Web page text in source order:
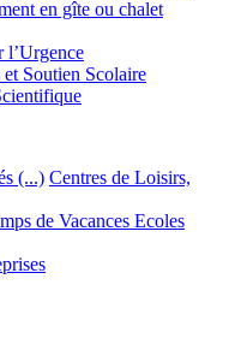
en gîte ou chalet
l’Urgence
et Soutien Scolaire
(...) Centres de Loisirs,
de Vacances Ecoles